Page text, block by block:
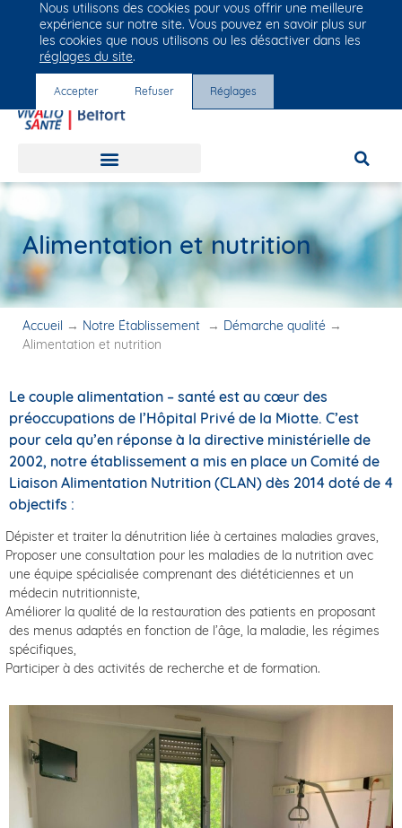
Groupe Vivalto Santé
Entre nous, la vie
Alimentation et nutrition
Accueil → Notre Établissement → Démarche qualité →
Alimentation et nutrition
Le couple alimentation – santé est au cœur des
préoccupations de l’Hôpital Privé de la Miotte. C’est
pour cela qu’en réponse à la directive ministérielle de
2002, notre établissement a mis en place un Comité de
Liaison Alimentation Nutrition (CLAN) dès 2014 doté de 4
objectifs :
Dépister et traiter la dénutrition liée à certaines maladies graves,
Proposer une consultation pour les maladies de la nutrition avec
une équipe spécialisée comprenant des diététiciennes et un
médecin nutritionniste,
Améliorer la qualité de la restauration des patients en proposant
des menus adaptés en fonction de l’âge, la maladie, les régimes
spécifiques,
Participer à des activités de recherche et de formation.
Nous utilisons des cookies pour vous offrir une meilleure
expérience sur notre site. Vous pouvez en savoir plus sur
les cookies que nous utilisons ou les désactiver dans les
réglages du site.
Accepter Refuser Réglages